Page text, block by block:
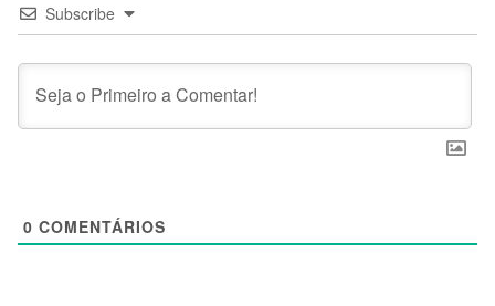
Subscribe
0 COMENTÁRIOS